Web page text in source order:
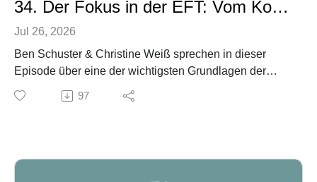
34. Der Fokus in der EFT: Vom Konflikt zur Bindung
Jul 26, 2026
Ben Schuster & Christine Weiß sprechen in dieser
Episode über eine der wichtigsten Grundlagen der
emotionsfokussierten Paartherapie (EFT): Wo liegt
eigentlich der Fokus einer EFT-Sitzung?
97